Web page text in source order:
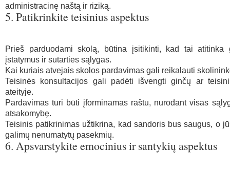
administracinę naštą ir riziką.
5. Patikrinkite teisinius aspektus
Prieš parduodami skolą, būtina įsitikinti, kad tai atitinka
įstatymus ir sutarties sąlygas.
Kai kuriais atvejais skolos pardavimas gali reikalauti
Teisinės konsultacijos gali padėti išvengti ginčų ar
ateityje.
Pardavimas turi būti įforminamas raštu, nurodant visas
atsakomybę.
Teisinis patikrinimas užtikrina, kad sandoris bus saugus, o
galimų nenumatytų pasekmių.
6. Apsvarstykite emocinius ir santykių aspektus